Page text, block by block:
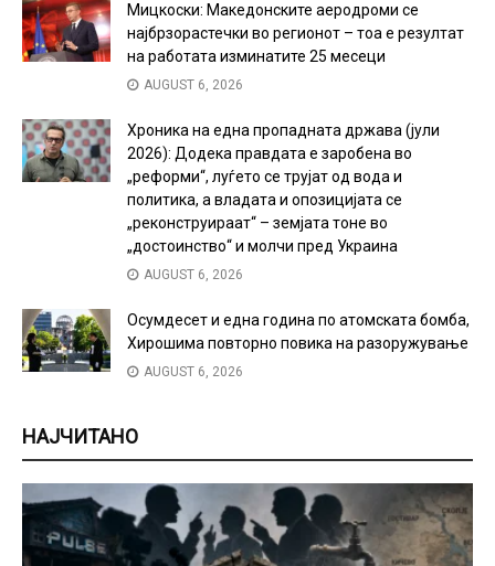
Мицкоски: Македонските аеродроми се
најбрзорастечки во регионот – тоа е резултат
на работата изминатите 25 месеци
AUGUST 6, 2026
Хроника на една пропадната држава (јули
2026): Додека правдата е заробена во
„реформи“, луѓето се трујат од вода и
политика, а владата и опозицијата се
„реконструираат“ – земјата тоне во
„достоинство“ и молчи пред Украина
AUGUST 6, 2026
Осумдесет и една година по атомската бомба,
Хирошима повторно повика на разоружување
AUGUST 6, 2026
НАЈЧИТАНО